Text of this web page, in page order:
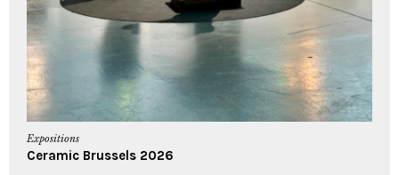
Expositions
Ceramic Brussels 2026